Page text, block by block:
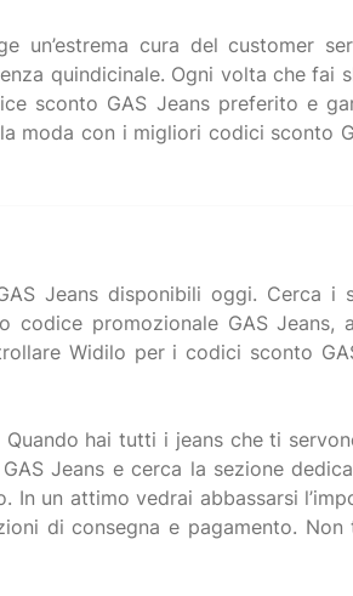
un’estrema cura del customer
quindicinale. Ogni volta che fai
sconto GAS Jeans preferito e
moda con i migliori codici sconto
Jeans disponibili oggi. Cerca i
promozionale GAS Jeans,
Widilo per i codici sconto
hai tutti i jeans che ti
Jeans e cerca la sezione
In un attimo vedrai abbassarsi
di consegna e pagamento. Non